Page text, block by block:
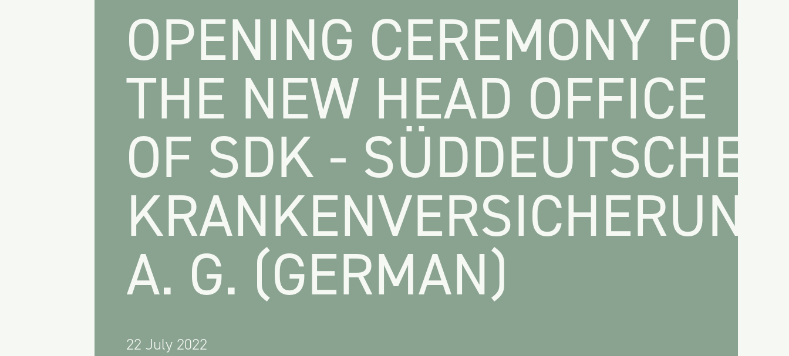
OPENING CEREMONY FOR
THE NEW HEAD OFFICE
OF SDK - SÜDDEUTSCHE
KRANKENVERSICHERUNG
A. G. (GERMAN)
22 July 2022